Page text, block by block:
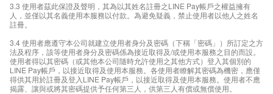
3.3 使用者茲此保證及聲明，其為以其姓名註冊之LINE Pay帳戶之權益擁有
人，並僅以其名義使用本服務以付款。為避免疑義，禁止使用者以他人之姓名
註冊。
3.4 使用者應遵守本公司就建立使用者身分及密碼（下稱「密碼」）所訂定之方
法及程序，該等使用者身分及密碼係為接近取得及/或使用本服務之目的而設。
使用者得以其密碼（或其他本公司隨時允許使用之其他方式）登入其個別的
LINE Pay帳戶，以接近取得及使用本服務。各使用者瞭解其密碼為機密，應僅
得供其用於註冊及登入LINE Pay帳戶，以接近取得及使用本服務。使用者不應
揭露、讓與或將其密碼提供予任何第三人，供第三人有償或無償使用。